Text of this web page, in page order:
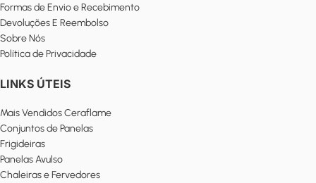
Formas de Envio e Recebimento
Devoluções E Reembolso
Sobre Nós
Política de Privacidade
LINKS ÚTEIS
Mais Vendidos Ceraflame
Conjuntos de Panelas
Frigideiras
Panelas Avulso
Chaleiras e Fervedores